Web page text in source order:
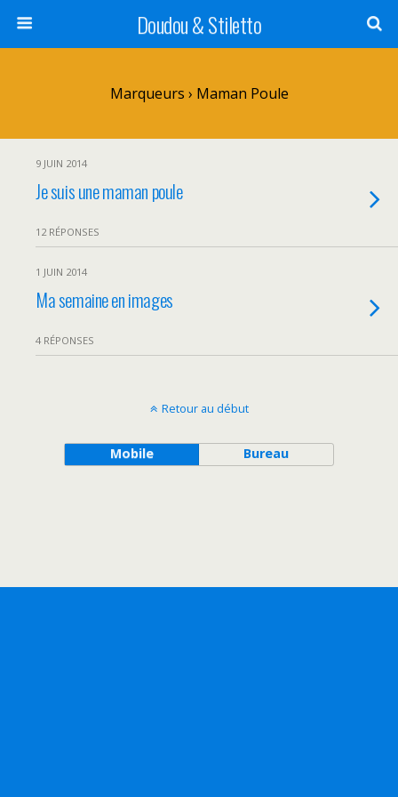
Doudou & Stiletto
Marqueurs › Maman Poule
9 JUIN 2014
Je suis une maman poule
12 RÉPONSES
1 JUIN 2014
Ma semaine en images
4 RÉPONSES
Retour au début
Mobile Bureau